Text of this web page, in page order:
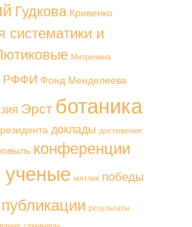
Гудкова Кривенко
систематики и
Митренина
РФФИ Фонд Менделеева
Эрст ботаника
доклады достижения
конференции
мятлик победы
публикации результаты